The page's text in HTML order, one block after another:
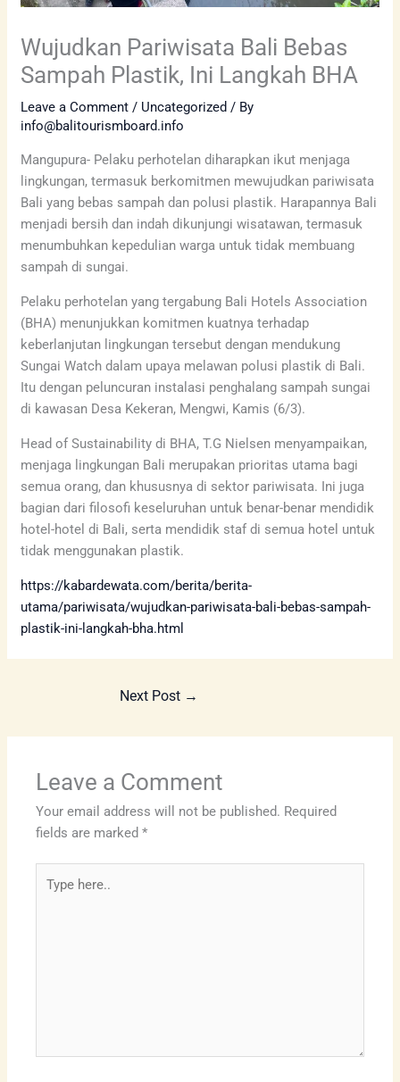
Wujudkan Pariwisata Bali Bebas
Sampah Plastik, Ini Langkah BHA
Leave a Comment / Uncategorized / By
info@balitourismboard.info
Mangupura- Pelaku perhotelan diharapkan ikut menjaga
lingkungan, termasuk berkomitmen mewujudkan pariwisata
Bali yang bebas sampah dan polusi plastik. Harapannya Bali
menjadi bersih dan indah dikunjungi wisatawan, termasuk
menumbuhkan kepedulian warga untuk tidak membuang
sampah di sungai.
Pelaku perhotelan yang tergabung Bali Hotels Association
(BHA) menunjukkan komitmen kuatnya terhadap
keberlanjutan lingkungan tersebut dengan mendukung
Sungai Watch dalam upaya melawan polusi plastik di Bali.
Itu dengan peluncuran instalasi penghalang sampah sungai
di kawasan Desa Kekeran, Mengwi, Kamis (6/3).
Head of Sustainability di BHA, T.G Nielsen menyampaikan,
menjaga lingkungan Bali merupakan prioritas utama bagi
semua orang, dan khususnya di sektor pariwisata. Ini juga
bagian dari filosofi keseluruhan untuk benar-benar mendidik
hotel-hotel di Bali, serta mendidik staf di semua hotel untuk
tidak menggunakan plastik.
https://kabardewata.com/berita/berita-
utama/pariwisata/wujudkan-pariwisata-bali-bebas-sampah-
plastik-ini-langkah-bha.html
Next Post →
Leave a Comment
Your email address will not be published. Required
fields are marked*
here..